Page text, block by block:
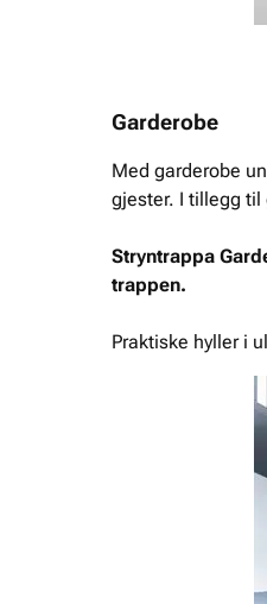
Garderobe
Med garderobe
gjester. I tillegg til
Stryntrappa
trappen.
Praktiske hyller i